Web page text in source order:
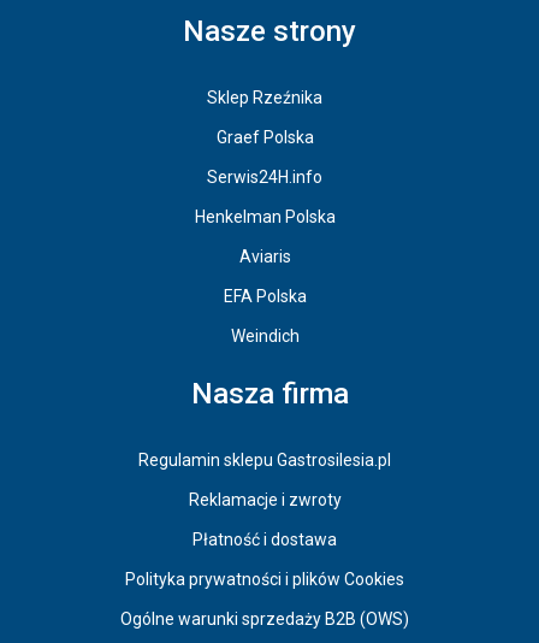
Nasze strony
Sklep Rzeźnika
Graef Polska
Serwis24H.info
Henkelman Polska
Aviaris
EFA Polska
Weindich
Nasza firma
Regulamin sklepu Gastrosilesia.pl
Reklamacje i zwroty
Płatność i dostawa
Polityka prywatności i plików Cookies
Ogólne warunki sprzedaży B2B (OWS)